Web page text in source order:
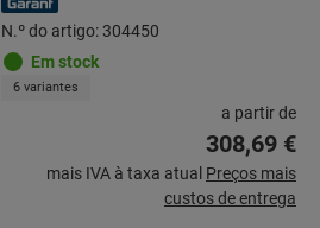
N.º do artigo: 304450
Em stock
6 variantes
a partir de
308,69 €
mais IVA à taxa atual Preços mais
custos de entrega